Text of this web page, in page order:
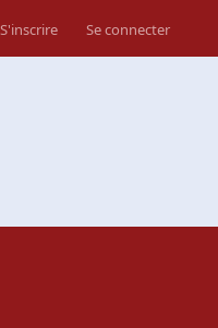
S'inscrire Se connecter